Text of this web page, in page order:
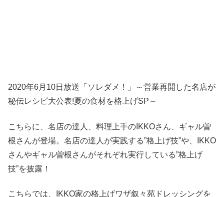
2020年6月10日放送「ソレダメ！」～営業再開した名店が
秘伝レシピ大公表!夏の食材を格上げSP～
こちらに、名店の達人、料理上手のIKKOさん、ギャル曽
根さんが登場。名店の達人が実践する”格上げ技”や、IKKO
さんやギャル曽根さんがそれぞれ実行している”格上げ
技”を披露！
こちらでは、IKKO家の格上げワザ叙々苑ドレッシングを